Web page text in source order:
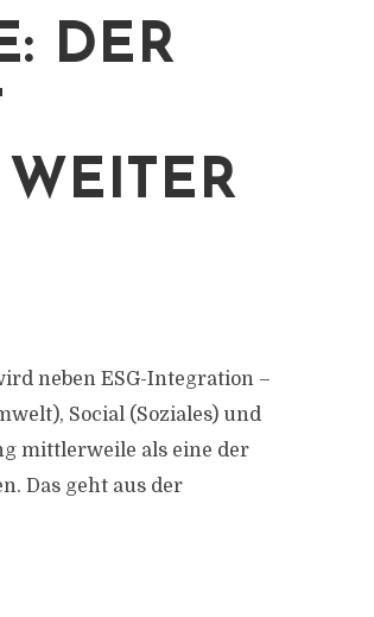
DER
neben ESG-Integration –
Social (Soziales) und
mittlerweile als eine der
Das geht aus der